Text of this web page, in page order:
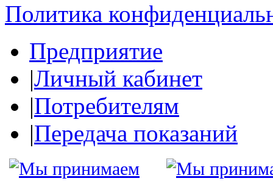
Политика
Предприятие
|Личный кабинет
|Потребителям
|Передача показаний